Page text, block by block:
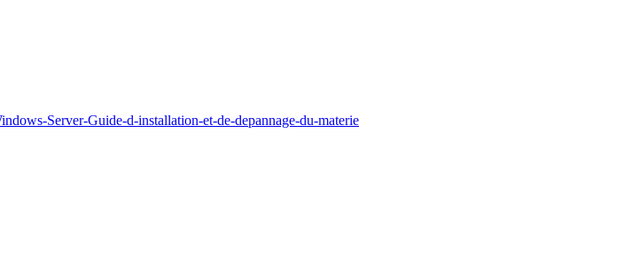
Server-Guide-d-installation-et-de-depannage-du-materie